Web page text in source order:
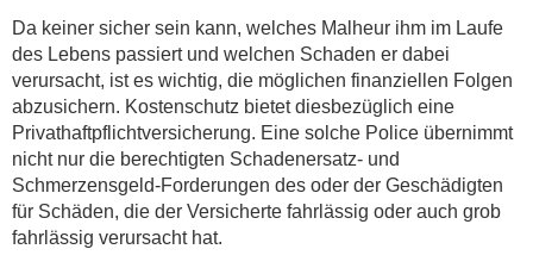
Da keiner sicher sein kann, welches Malheur ihm im Laufe
des Lebens passiert und welchen Schaden er dabei
verursacht, ist es wichtig, die möglichen finanziellen Folgen
abzusichern. Kostenschutz bietet diesbezüglich eine
Privathaftpflichtversicherung. Eine solche Police übernimmt
nicht nur die berechtigten Schadenersatz- und
Schmerzensgeld-Forderungen des oder der Geschädigten
für Schäden, die der Versicherte fahrlässig oder auch grob
fahrlässig verursacht hat.